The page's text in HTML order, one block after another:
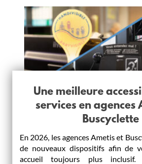
Une meilleure
services en agences
Buscyclette
En 2026, les agences Ametis et
de nouveaux dispositifs afin de
accueil toujours plus inclusif.